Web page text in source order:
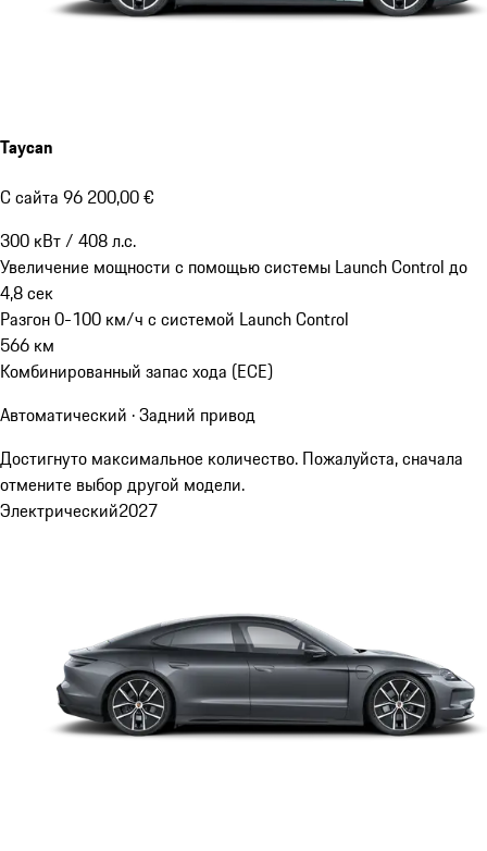
Taycan
С сайта 96 200,00 €
300 кВт/ 408л.с.
Увеличение мощности с помощью системы Launch Control до
4,8сек
Разгон 0-100 км/ч с системой Launch Control
566 км
Комбинированный запас хода (ECE)
Автоматический · Задний привод
Достигнуто максимальное количество. Пожалуйста, сначала
отмените выбор другой модели.
Электрический2027